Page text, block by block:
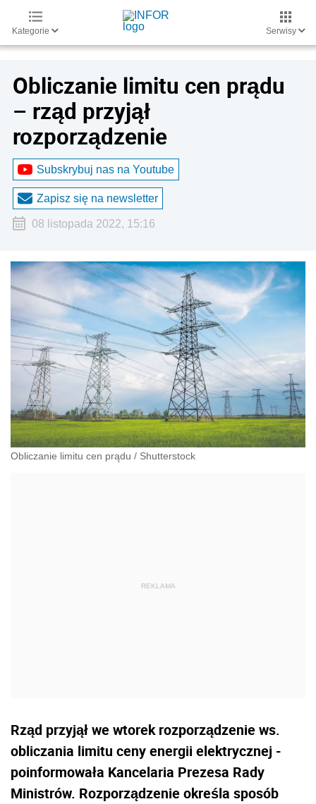
Kategorie Serwisy
Obliczanie limitu cen prądu
– rząd przyjął
rozporządzenie
Subskrybuj nas na Youtube
Zapisz się na newsletter
08 listopada 2022, 15:16
Obliczanie limitu cen prądu / Shutterstock
Rząd przyjął we wtorek rozporządzenie ws.
obliczania limitu ceny energii elektrycznej -
poinformowała Kancelaria Prezesa Rady
Ministrów. Rozporządzenie określa sposób